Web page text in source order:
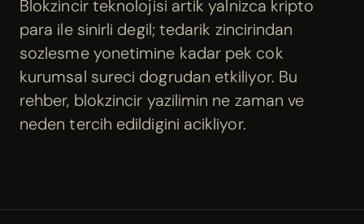
Blokzincir teknolojisi artik yalnizca kripto
para ile sinirli degil; tedarik zincirindan
sozlesme yonetimine kadar pek cok
kurumsal sureci dogrudan etkiliyor. Bu
rehber, blokzincir yazilimin ne zaman ve
neden tercih edildigini acikliyor.